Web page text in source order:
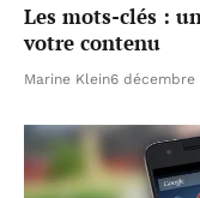
Les mots-clés :
votre contenu
Marine Klein6 décembre